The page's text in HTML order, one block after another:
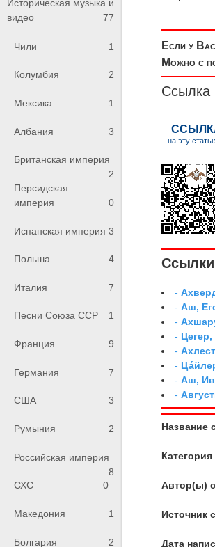
Историческая музыка и
видео
77
Чили 1
Колумбия 2
Мексика 1
Албания 3
Британская империя
2
Персидская
империя
0
Испанская империя 3
Польша 4
Италия 7
Песни Союза ССР 1
Франция 9
Германия 7
США 3
Румыния 2
Российская империя
8
СХС
0
Македония 1
Болгария 2
Если у
Можно с
Ссылка
Ссылки
-
-Аш,
-
-
-
-
-Аш,
-
Название
Автор(ы)
Источник
Дата